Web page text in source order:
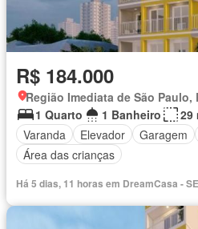
R$ 184.000
1 Quarto
1 Banheiro
29
Varanda
Elevador Garagem
Área das crianças
Há 5 dias, 11 horas em DreamCasa -